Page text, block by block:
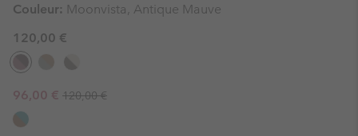
Couleur: Moonvista, Antique Mauve
120,00 €
Sale price:
96,00 € Regular price:
120,00 €